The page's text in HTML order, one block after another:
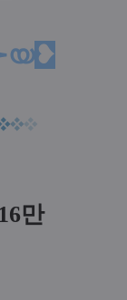
❥
❖❖
16만